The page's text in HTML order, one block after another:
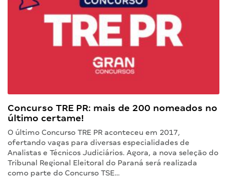
Concurso TRE PR: mais de 200 nomeados no
último certame!
O último Concurso TRE PR aconteceu em 2017,
ofertando vagas para diversas especialidades de
Analistas e Técnicos Judiciários. Agora, a nova seleção do
Tribunal Regional Eleitoral do Paraná será realizada
como parte do Concurso TSE…